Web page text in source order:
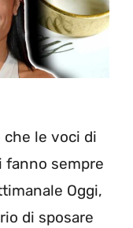
che le voci di
sempre
Oggi,
di sposare